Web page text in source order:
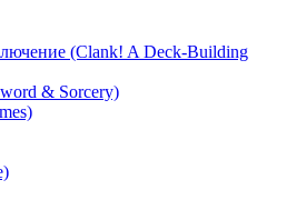
(Clank! A Deck-Building
& Sorcery)